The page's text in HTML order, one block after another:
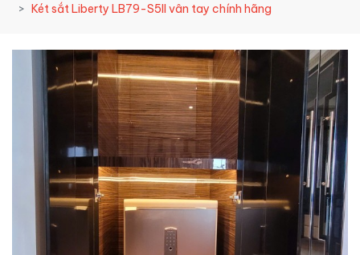
Két sắt Liberty LB79-S5II vân tay chính hãng